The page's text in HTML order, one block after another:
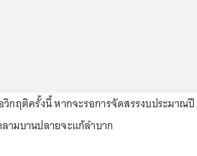
กฤติครั้งนี้ หากจะรอการจัดสรรงบประมาณปี
ามบานปลายจะแก้ลำบาก